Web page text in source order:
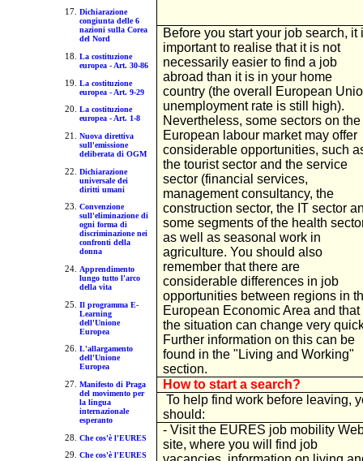
Dichiarazione
congiunta delle 6
nazioni sulla Corea
del Nord
La costituzione
europea - Art. 30-86
La costituzione
europea - Art. 9-29
La costituzione
europea - Art. 1-8
Nuova direttiva
sull'emissione
deliberata di OGM
Dichiarazione
universale dei
diritti umani
Convenzione
sull'eliminazione di
ogni forma di
discriminazione nei
confronti della
donna
Apprendimento
lungo tutto l'arco
della vita
Il programma E-
Learning
dell'Unione
Europea
L'allargamento
dell'Unione
Europea
Manifesto di Praga
del movimento per
la lingua
internazionale
esperanto
Che cos'è l'EURES
Che cos'è l'EURES
Before you start your job search, it
important to realise that it is not
necessarily easier to find a job
abroad than it is in your home
country (the overall European
unemployment rate is still high).
Nevertheless, some sectors on the
European labour market may offer
considerable opportunities, such
the tourist sector and the service
sector (financial services,
management consultancy, the
construction sector, the IT sector
some segments of the health
as well as seasonal work in
agriculture. You should also
remember that there are
considerable differences in job
opportunities between regions in
European Economic Area and that
the situation can change very
Further information on this can be
found in the "Living and Working"
section.
How to start a search?
To help find work before leaving,
should:
- Visit the EURES job mobility
site, where you will find job